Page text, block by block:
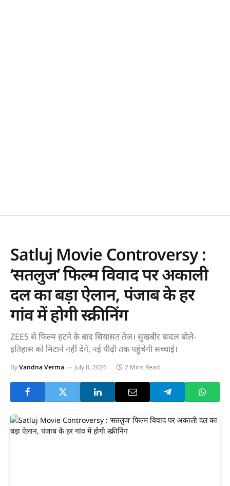
Satluj Movie Controversy :
‘सतलुज’ फिल्म विवाद पर अकाली
दल का बड़ा ऐलान, पंजाब के हर
गांव में होगी स्क्रीनिंग
ZEE5 से फिल्म हटने के बाद सियासत तेज। सुखबीर बादल बोले-
इतिहास को मिटाने नहीं देंगे, नई पीढ़ी तक पहुंचेगी सच्चाई।
ByVandna Verma July 8, 2026 2 Mins Read